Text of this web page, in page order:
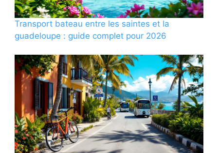
Transport bateau entre les saintes et la
guadeloupe : guide complet pour 2026